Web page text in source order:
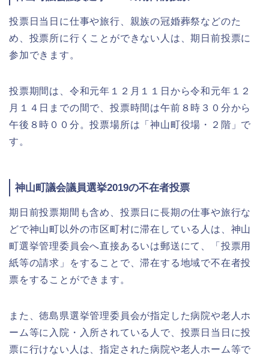
投票日当日に仕事や旅行、親族の冠婚葬祭などのた
め、投票所に行くことができない人は、期日前投票に
参加できます。
投票期間は、令和元年１２月１１日から令和元年１２
月１４日までの間で、投票時間は午前８時３０分から
午後８時００分。投票場所は「神山町役場・２階」で
す。
神山町議会議員選挙2019の不在者投票
期日前投票期間も含め、投票日に長期の仕事や旅行な
どで神山町以外の市区町村に滞在している人は、神山
町選挙管理委員会へ直接あるいは郵送にて、「投票用
紙等の請求」をすることで、滞在する地域で不在者投
票をすることができます。
また、徳島県選挙管理委員会が指定した病院や老人ホ
ーム等に入院・入所されている人で、投票日当日に投
票に行けない人は、指定された病院や老人ホーム等で